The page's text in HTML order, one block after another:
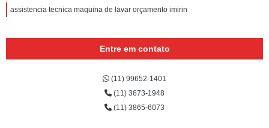
assistencia tecnica maquina de lavar orçamento imirin
Entre em contato
(11) 99652-1401
(11) 3673-1948
(11) 3865-6073